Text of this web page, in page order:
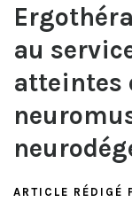
au
atteintes
ARTICLE RÉDIGÉ